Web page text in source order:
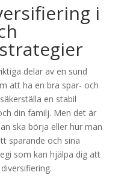
i
delar av en sund
att ha en bra spar- och
en stabil
din familj. Men det är
ska börja eller hur man
sparande och sina
som kan hjälpa dig att